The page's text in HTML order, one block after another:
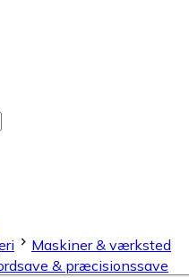
Maskiner & værksted
& præcisionssave